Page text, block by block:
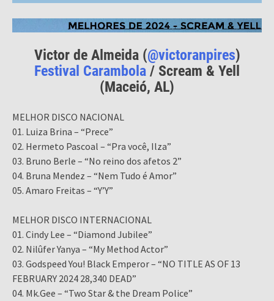
Victor de Almeida (@victoranpires)
Festival Carambola / Scream & Yell
(Maceió, AL)
MELHOR DISCO NACIONAL
01. Luiza Brina – “Prece”
02. Hermeto Pascoal – “Pra você, Ilza”
03. Bruno Berle – “No reino dos afetos 2”
04. Bruna Mendez – “Nem Tudo é Amor”
05. Amaro Freitas – “Y’Y”
MELHOR DISCO INTERNACIONAL
01. Cindy Lee – “Diamond Jubilee”
02. Nilûfer Yanya – “My Method Actor”
03. Godspeed You! Black Emperor – “NO TITLE AS OF 13
FEBRUARY 2024 28,340 DEAD”
04. Mk.Gee – “Two Star & the Dream Police”